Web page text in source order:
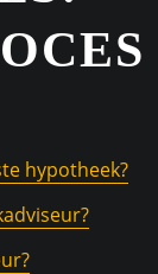
hypotheek?